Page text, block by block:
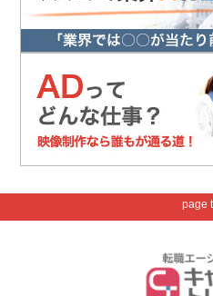
page